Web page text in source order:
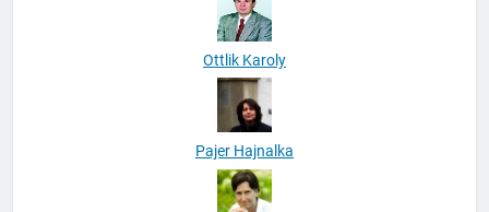
Ottlik Karoly
Pajer Hajnalka